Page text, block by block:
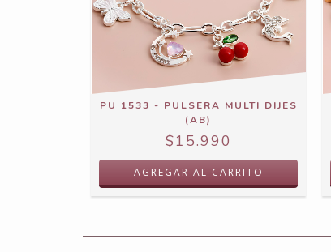
PU 1533 - PULSERA MULTI DIJES
(AB)
$15.990